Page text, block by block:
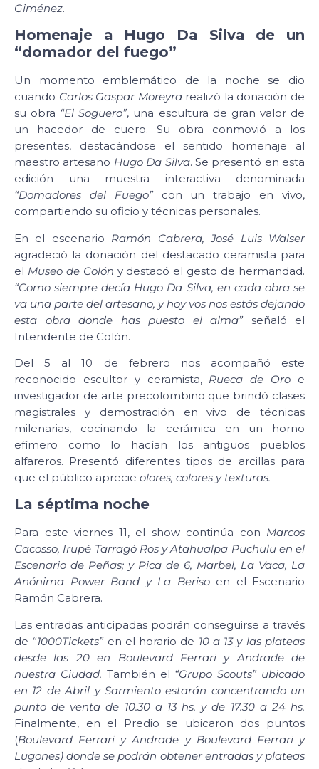
Giménez.
Homenaje a Hugo Da Silva de un
“domador del fuego”
Un momento emblemático de la noche se dio
cuando Carlos Gaspar Moreyrarealizó la donación de
su obra “El Soguero”, una escultura de gran valor de
un hacedor de cuero. Su obra conmovió a los
presentes, destacándose el sentido homenaje al
maestro artesano Hugo Da Silva. Se presentó en esta
edición una muestra interactiva denominada
“Domadores del Fuego”con un trabajo en vivo,
compartiendo su oficio y técnicas personales.
En el escenario Ramón Cabrera, José Luis Walser
agradeció la donación del destacado ceramista para
el Museo de Colón y destacó el gesto de hermandad.
“Como siempre decía Hugo Da Silva, en cada obra se
va una parte del artesano, y hoy vos nos estás dejando
esta obra donde has puesto el alma”señaló el
Intendente de Colón.
Del 5 al 10 de febrero nos acompañó este
reconocido escultor y ceramista, Rueca de Oro e
investigador de arte precolombino que brindó clases
magistrales y demostración en vivo de técnicas
milenarias, cocinando la cerámica en un horno
efímero como lo hacían los antiguos pueblos
alfareros. Presentó diferentes tipos de arcillas para
que el público aprecie olores, colores y texturas.
La séptima noche
Para este viernes 11, el show continúa con Marcos
Cacosso, Irupé Tarragó Ros y Atahualpa Puchulu en el
Escenario de Peñas; y Pica de 6, Marbel, La Vaca, La
Anónima Power Band y La Berisoen el Escenario
Ramón Cabrera.
Las entradas anticipadas podrán conseguirse a través
de “1000Tickets”en el horario de 10 a 13 y las plateas
desde las 20 en Boulevard Ferrari y Andrade de
nuestra Ciudad. También el “Grupo Scouts” ubicado
en 12 de Abril y Sarmiento estarán concentrando un
punto de venta de 10.30 a 13 hs. y de 17.30 a 24 hs.
Finalmente, en el Predio se ubicaron dos puntos
(Boulevard Ferrari y Andrade y Boulevard Ferrari y
Lugones) donde se podrán obtener entradas y plateas